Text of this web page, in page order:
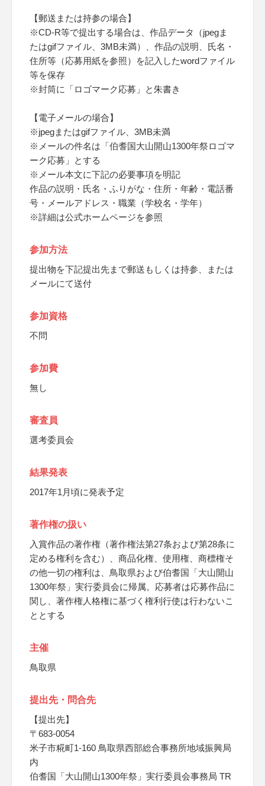
【郵送または持参の場合】
※CD-R等で提出する場合は、作品データ（jpegま
たはgifファイル、3MB未満）、作品の説明、氏名・
住所等（応募用紙を参照）を記入したwordファイル
等を保存
※封筒に「ロゴマーク応募」と朱書き
【電子メールの場合】
※jpegまたはgifファイル、3MB未満
※メールの件名は「伯耆国大山開山1300年祭ロゴマ
ーク応募」とする
※メール本文に下記の必要事項を明記
作品の説明・氏名・ふりがな・住所・年齢・電話番
号・メールアドレス・職業（学校名・学年）
※詳細は公式ホームページを参照
参加方法
提出物を下記提出先まで郵送もしくは持参、または
メールにて送付
参加資格
不問
参加費
無し
審査員
選考委員会
結果発表
2017年1月頃に発表予定
著作権の扱い
入賞作品の著作権（著作権法第27条および第28条に
定める権利を含む）、商品化権、使用権、商標権そ
の他一切の権利は、鳥取県および伯耆国「大山開山
1300年祭」実行委員会に帰属。応募者は応募作品に
関し、著作権人格権に基づく権利行使は行わないこ
ととする
主催
鳥取県
提出先・問合先
【提出先】
〒683-0054
米子市糀町1-160 鳥取県西部総合事務所地域振興局
内
伯耆国「大山開山1300年祭」実行委員会事務局 TR